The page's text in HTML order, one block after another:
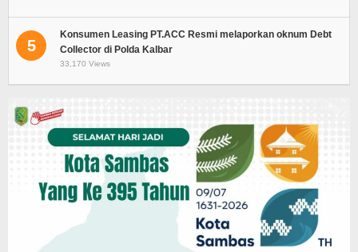
5
Konsumen Leasing PT.ACC Resmi melaporkan oknum Debt
Collector di Polda Kalbar
33,170 Views